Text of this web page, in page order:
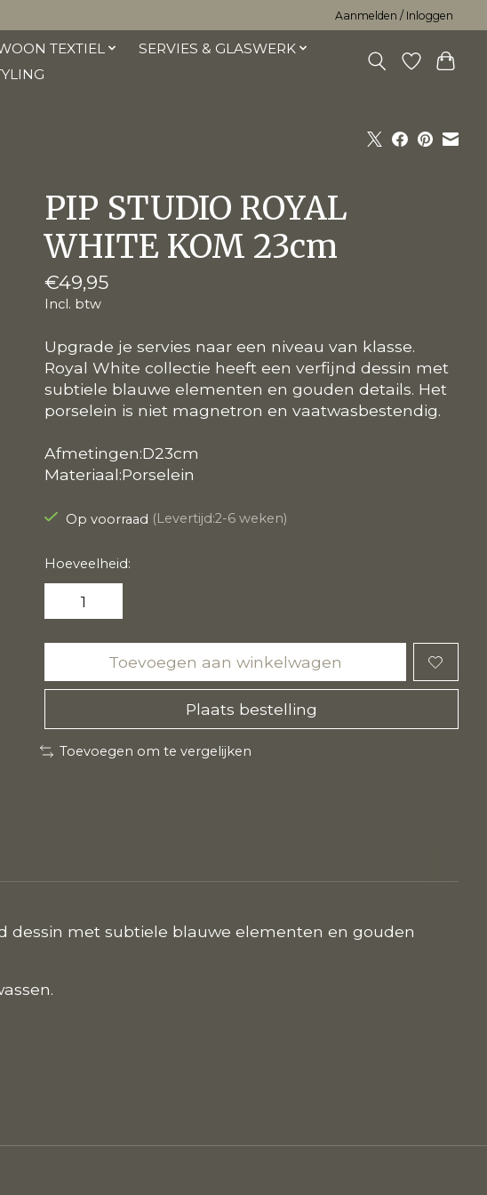
Aanmelden / Inloggen
TEXTIEL
SERVIES & GLASWERK
PIP STUDIO ROYAL
WHITE KOM 23cm
€49,95
Incl. btw
Upgrade je servies naar een niveau van klasse.
Royal White collectie heeft een verfijnd dessin met
subtiele blauwe elementen en gouden details. Het
porselein is niet magnetron en vaatwasbestendig.
Afmetingen:D23cm
Materiaal:Porselein
Op voorraad (Levertijd:2-6 weken)
Hoeveelheid:
Toevoegen aan winkelwagen
Plaats bestelling
Toevoegen om te vergelijken
dessin met subtiele blauwe elementen en gouden